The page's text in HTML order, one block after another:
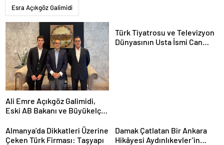
Esra Açıkgöz Galimidi
Ali Emre Açıkgöz Galimidi,
Eski AB Bakanı ve Büyükelçi
Geldi
Türk Tiyatrosu ve Televizyon
Dünyasının Usta İsmi Can
Almanya’da Dikkatleri Üzerine
Çeken Türk Firması: Taşyapı
Damak Çatlatan Bir Ankara
Hikâyesi Aydınlıkevler’in